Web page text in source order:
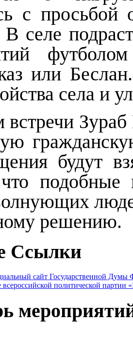
с просьбой
В селе
или
села и
встречи
будут
решению.
Ссылки
сайт Государственной Думы
всероссийской политической партии